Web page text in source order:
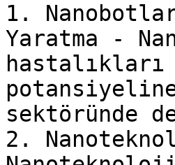
1.
Yaratma -
sektöründe
2.